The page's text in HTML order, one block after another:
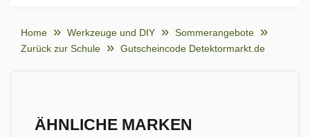
Home Werkzeuge und DIY
Sommerangebote
Zurück zur Schule
Gutscheincode Detektormarkt.de
ÄHNLICHE MARKEN